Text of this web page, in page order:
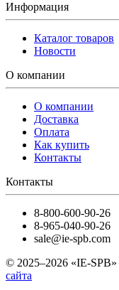
Информация
Каталог товаров
Новости
О компании
О компании
Доставка
Оплата
Как купить
Контакты
Контакты
8-800-600-90-26
8-965-040-90-26
sale@ie-spb.com
© 2025–2026 «IE-SPB»
сайта